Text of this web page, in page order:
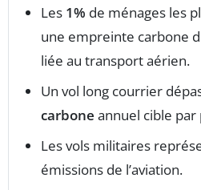
Les 1% de ménages les
une empreinte carbone
liée au transport aérien.
Un vol long courrier
carbone annuel cible
Les vols militaires
émissions de l’aviation.